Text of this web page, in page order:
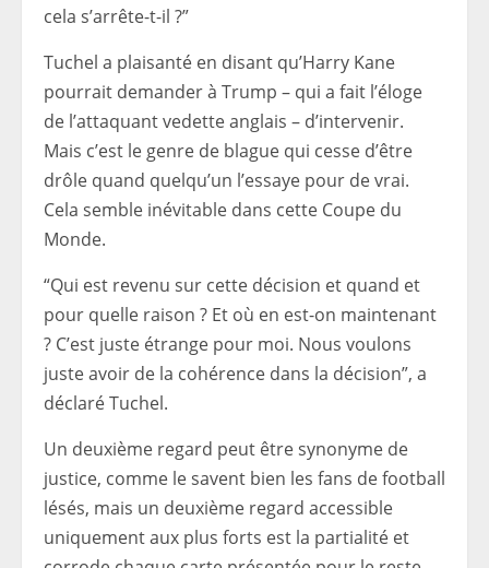
cela s’arrête-t-il ?”
Tuchel a plaisanté en disant qu’Harry Kane
pourrait demander à Trump – qui a fait l’éloge
de l’attaquant vedette anglais – d’intervenir.
Mais c’est le genre de blague qui cesse d’être
drôle quand quelqu’un l’essaye pour de vrai.
Cela semble inévitable dans cette Coupe du
Monde.
“Qui est revenu sur cette décision et quand et
pour quelle raison ? Et où en est-on maintenant
? C’est juste étrange pour moi. Nous voulons
juste avoir de la cohérence dans la décision”, a
déclaré Tuchel.
Un deuxième regard peut être synonyme de
justice, comme le savent bien les fans de football
lésés, mais un deuxième regard accessible
uniquement aux plus forts est la partialité et